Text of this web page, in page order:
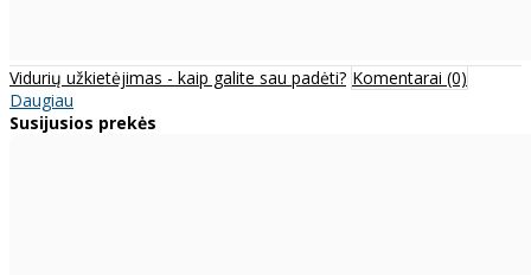
Vidurių užkietėjimas - kaip galite sau padėti? Komentarai (0)
Daugiau
Susijusios prekės